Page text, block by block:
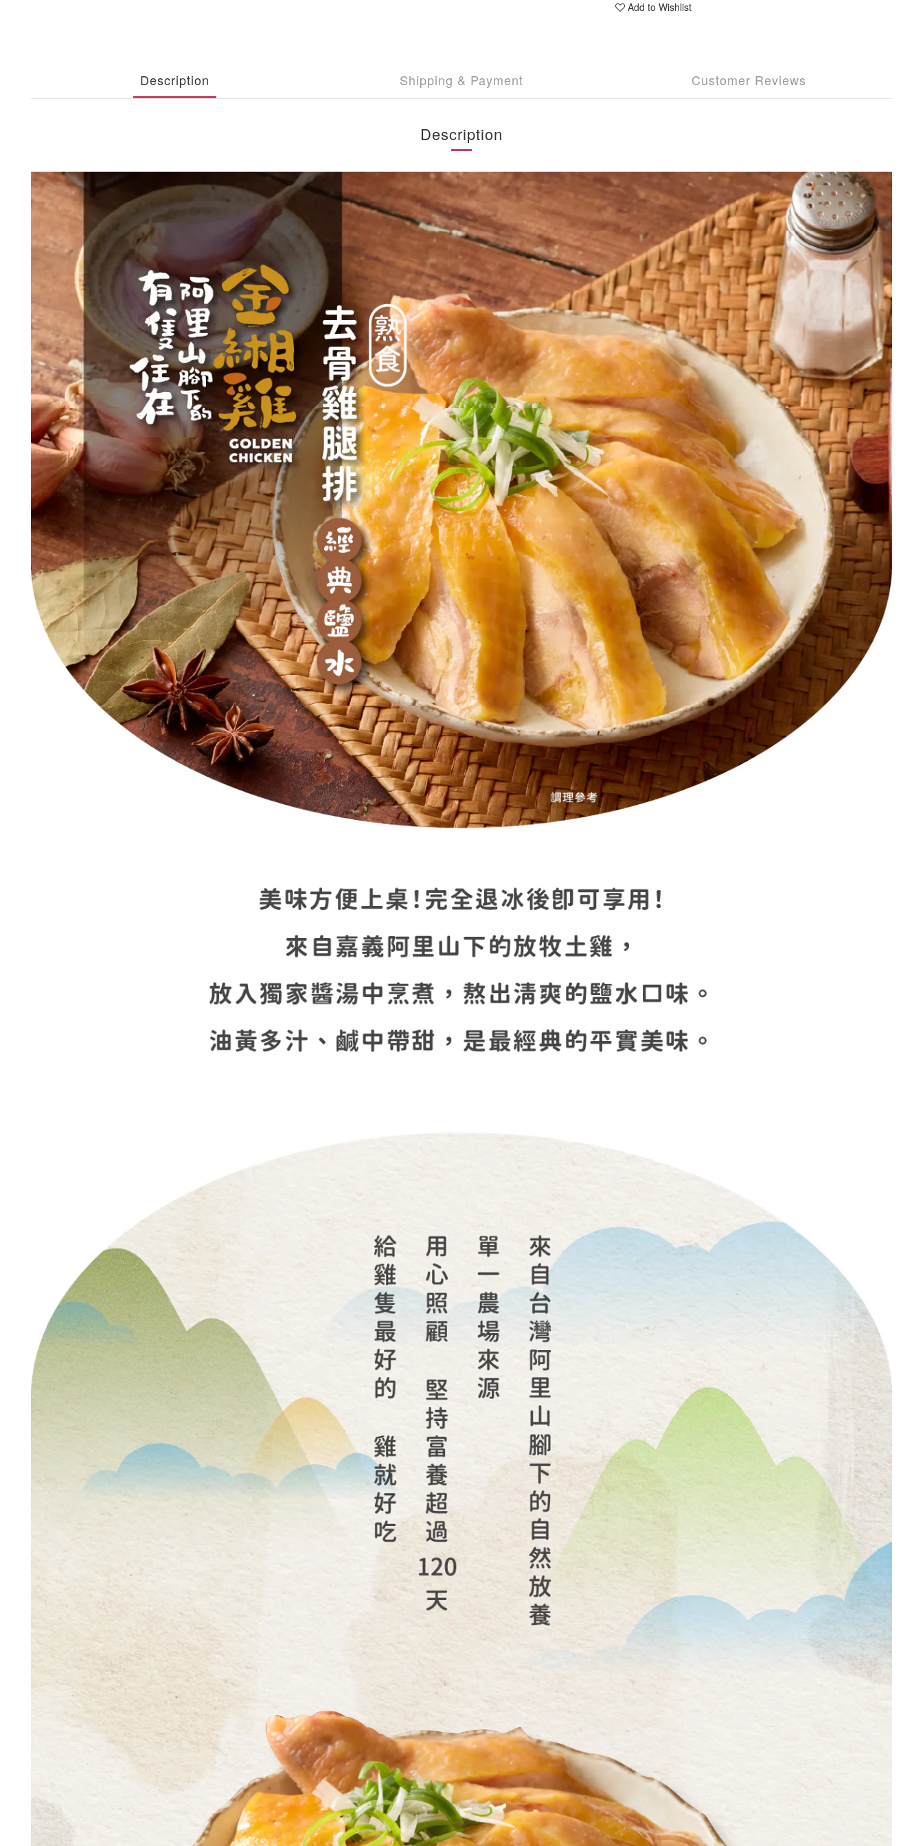
Add to Wishlist
Description Shipping & Payment Customer Reviews
Description